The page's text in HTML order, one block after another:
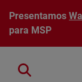
Pasar al
Presentamos
para MSP
Close